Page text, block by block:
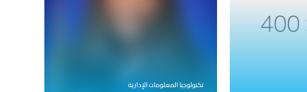
تكنولوجيا المعلومات الإدارية